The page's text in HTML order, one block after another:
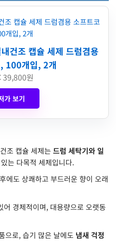
건조 캡슐 세제 드럼겸용
100개입, 2개
39,800원
가 보기
조 캡슐 세제는 드럼 세탁기와 일
는 다목적 세제입니다.
에도 상쾌하고 부드러운 향이 오래
어 경제적이며, 대용량으로 오랫동
으로, 습기 많은 날에도 냄새 걱정